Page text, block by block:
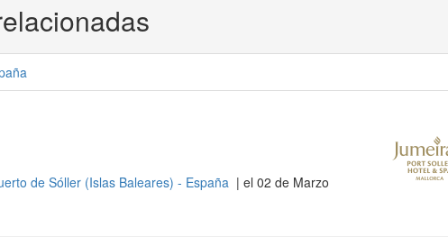
de Sóller (Islas Baleares) - España | el 02 de Marzo